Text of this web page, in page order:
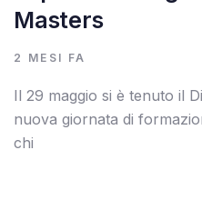
Masters
2 MESI FA
Il 29 maggio si è tenuto il
nuova giornata di
chi